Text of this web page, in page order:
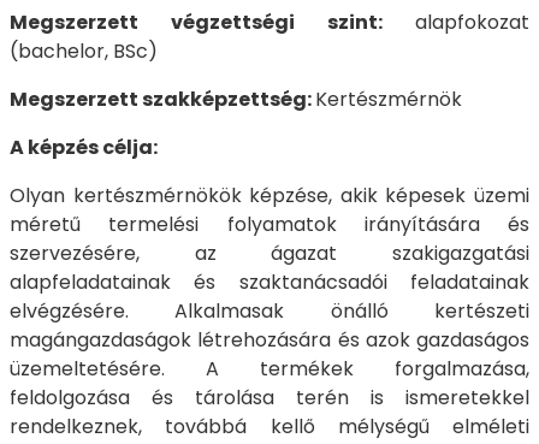
Megszerzett végzettségi szint: alapfokozat
(bachelor, BSc)
Megszerzett szakképzettség:Kertészmérnök
A képzés célja:
Olyan kertészmérnökök képzése, akik képesek üzemi
méretű termelési folyamatok irányítására és
szervezésére, az ágazat szakigazgatási
alapfeladatainak és szaktanácsadói feladatainak
elvégzésére. Alkalmasak önálló kertészeti
magángazdaságok létrehozására és azok gazdaságos
üzemeltetésére. A termékek forgalmazása,
feldolgozása és tárolása terén is ismeretekkel
rendelkeznek, továbbá kellő mélységű elméleti